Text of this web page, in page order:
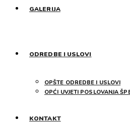
GALERIJA
ODREDBE I USLOVI
OPŠTE ODREDBE I USLOVI
OPĆI UVJETI POSLOVANJA
KONTAKT